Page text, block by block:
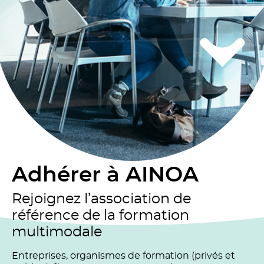
Adhérer à AINOA
Rejoignez l’association de
référence de la formation
multimodale
Entreprises, organismes de formation (privés et